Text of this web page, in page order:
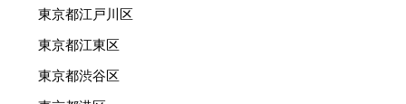
東京都江戸川区
東京都江東区
東京都渋谷区